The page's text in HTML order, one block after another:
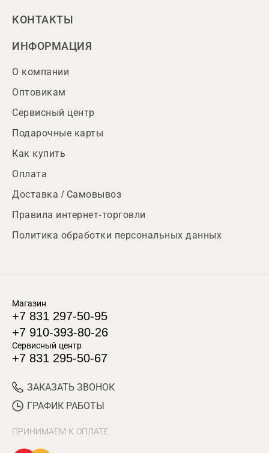
КОНТАКТЫ
ИНФОРМАЦИЯ
О компании
Оптовикам
Сервисный центр
Подарочные карты
Как купить
Оплата
Доставка / Самовывоз
Правила интернет-торговли
Политика обработки персональных данных
Магазин
+7 831 297-50-95
+7 910-393-80-26
Сервисный центр
+7 831 295-50-67
ЗАКАЗАТЬ ЗВОНОК
ГРАФИК РАБОТЫ
ПРИНИМАЕМ К ОПЛАТЕ